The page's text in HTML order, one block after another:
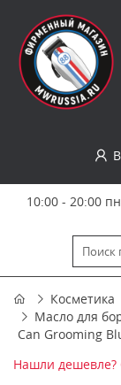
10:00 - 20:00
Косметика
Масло для
Can Grooming
Нашли